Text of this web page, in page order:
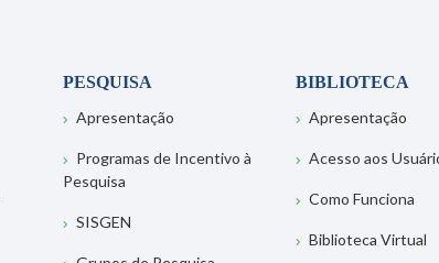
PESQUISA
Apresentação
Programas de Incentivo à
Pesquisa
SISGEN
BIBLIOTECA
Apresentação
Acesso aos
Como Funciona
Biblioteca Virtual